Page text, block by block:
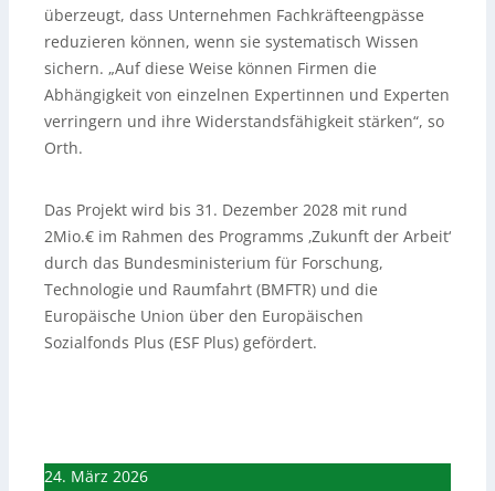
überzeugt, dass Unternehmen Fachkräfteengpässe
reduzieren können, wenn sie systematisch Wissen
sichern. „Auf diese Weise können Firmen die
Abhängigkeit von einzelnen Expertinnen und Experten
verringern und ihre Widerstandsfähigkeit stärken“, so
Orth.
Das Projekt wird bis 31. Dezember 2028 mit rund
2Mio.€ im Rahmen des Programms ‚Zukunft der Arbeit‘
durch das Bundesministerium für Forschung,
Technologie und Raumfahrt (BMFTR) und die
Europäische Union über den Europäischen
Sozialfonds Plus (ESF Plus) gefördert.
24. März 2026